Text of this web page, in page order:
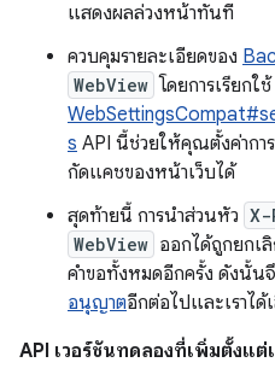
แสดงผลล่วงหน้าทันที
ควบคุมรายละเอียดของ
WebView โดยการเรียกใ
s API นี้ช่วยให้คุณตั้งค่ากา
กัดแคชของหน้าเว็บได้
สุดท้ายนี้ การนำส่วนหัว X-
WebView ออกได้ถูกยกเ
คำขอทั้งหมดอีกครั้ง ดังนั้น
อนุญาตอีกต่อไปและเราไ
API เวอร์ชันทดลองที่เพิ่มตั้งแต่